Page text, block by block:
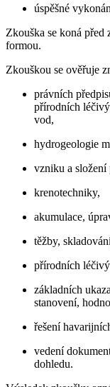
úspěšné
Zkouška se koná před
formou.
Zkouškou se ověřuje
právních
přírodních
vod,
hydrogeologie
vzniku a složení
krenotechniky,
akumulace,
těžby,
přírodních
základních
stanovení,
řešení
vedení
dohledu.